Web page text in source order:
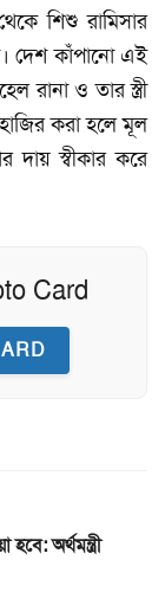
শিশু রামিসার
দেশ কাঁপানো এই
রানা ও তার স্ত্রী
হাজির করা হলে মূল
দায় স্বীকার করে
Card
অর্থমন্ত্রী